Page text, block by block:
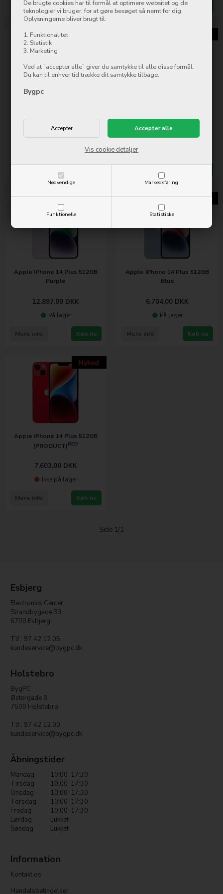
De brugte cookies har til formål at optimere websitet og de
teknologier vi bruger, for at gøre besøget så nemt for dig.
Oplysningerne bliver brugt til:
1. Funktionalitet
2. Statistik
3. Marketing
Ved at ”accepter alle” giver du samtykke til alle disse formål.
Du kan til enhver tid trække dit samtykke tilbage.
Bygpc
Nødvendige Markedsføring
Funktionelle Statistiske
Vis cookie detaljer
Køb nu
Mere info Mere info
6.858,00DKK 12.897,00DKK
Apple iPhone 14 Plus 512GB
Purple
12.897,00 DKK
På lager
Køb nu
Mere info
Apple iPhone 14 Plus 512GB
Blue
6.704,00 DKK
På lager
Køb nu
Mere info
Apple iPhone 14 Plus 512GB
(PRODUCT) RED
7.603,00 DKK
Ikke på lager
Køb nu
Mere info
Side 1/1
Esbjerg
Electronics Center
Strandbygade 33
6700 Esbjerg
Tlf.: 97 42 12 05
kundeservice@bygpc.dk
Holstebro
BygPC
Østergade 8
7500 Holstebro
Tlf.: 97 42 12 00
kundeservice@bygpc.dk
Åbningstider
Mandag
10:00-17:30
Tirsdag
10:00-17:30
Onsdag
10:00-17:30
Torsdag
10:00-17:30
Fredag
10:00-17:30
Lørdag
Lukket
Søndag
Lukket
Information
Kontakt os
Handelsbetingelser